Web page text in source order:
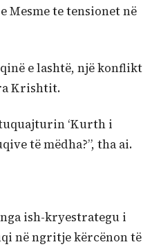
Mesme te tensionet në
e lashtë, një konflikt
Krishtit.
‘Kurth i
të mëdha?”, tha ai.
ish-kryestrategu i
në ngritje kërcënon të